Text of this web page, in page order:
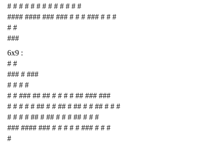
# # # # # # # # # # # # #
#### #### ### ### # # # ### # # #
# #
###
6x9 :
# #
### # ###
# # # #
# # ### ## ## # # # # ## ### ###
# # # # # ## # # ## # ## # # ## # # #
# # # # ## # ## # # # ## # # #
### #### ### # # # # # ### # # #
#